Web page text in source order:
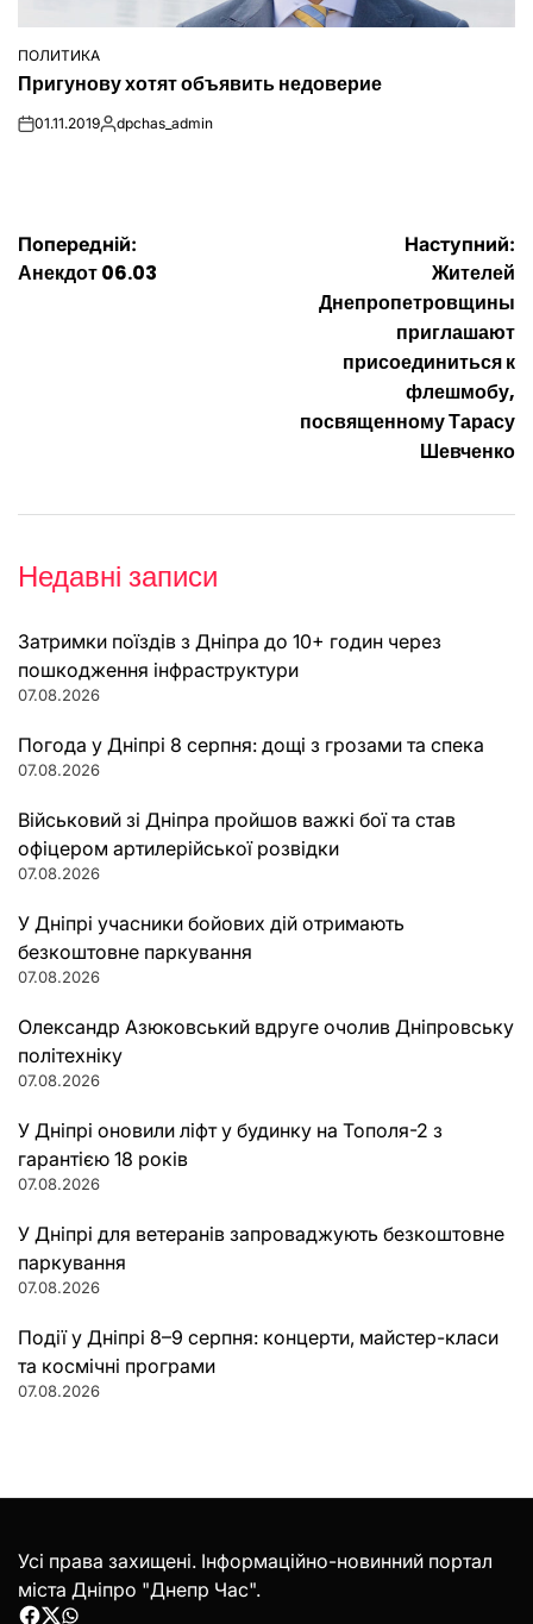
ОПУБЛІКУВАТИ
ПОЛИТИКА
Пригунову хотят объявить недоверие
on01.11.2019Опубліковано
dpchas_admin
Навігація
Попередній:
Анекдот 06.03
Наступний:
Жителей
Днепропетровщины
приглашают
присоединиться к
флешмобу,
посвященному Тарасу
Шевченко
Недавні записи
Затримки поїздів з Дніпра до 10+ годин через
пошкодження інфраструктури
07.08.2026
Погода у Дніпрі 8 серпня: дощі з грозами та спека
07.08.2026
Військовий зі Дніпра пройшов важкі бої та став
офіцером артилерійської розвідки
07.08.2026
У Дніпрі учасники бойових дій отримають
безкоштовне паркування
07.08.2026
Олександр Азюковський вдруге очолив Дніпровську
політехніку
07.08.2026
У Дніпрі оновили ліфт у будинку на Тополя-2 з
гарантією 18 років
07.08.2026
У Дніпрі для ветеранів запроваджують безкоштовне
паркування
07.08.2026
Події у Дніпрі 8–9 серпня: концерти, майстер-класи
та космічні програми
07.08.2026
Усі права захищені. Інформаційно-новинний портал
міста Дніпро "Днепр Час".